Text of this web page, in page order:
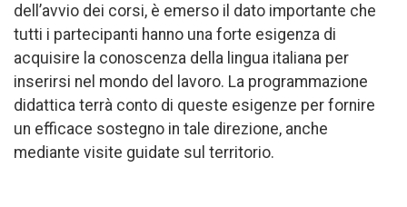
dell’avvio dei corsi, è emerso il dato importante che
tutti i partecipanti hanno una forte esigenza di
acquisire la conoscenza della lingua italiana per
inserirsi nel mondo del lavoro. La programmazione
didattica terrà conto di queste esigenze per fornire
un efficace sostegno in tale direzione, anche
mediante visite guidate sul territorio.